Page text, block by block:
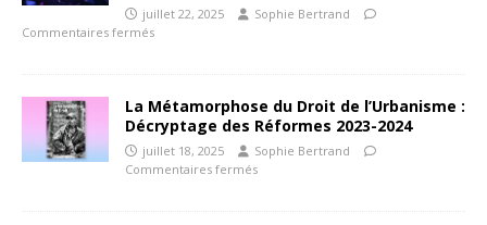
juillet 22, 2025
Sophie Bertrand
Commentaires fermés
La Métamorphose du Droit de l’Urbanisme :
Décryptage des Réformes 2023-2024
juillet 18, 2025
Sophie Bertrand
Commentaires fermés